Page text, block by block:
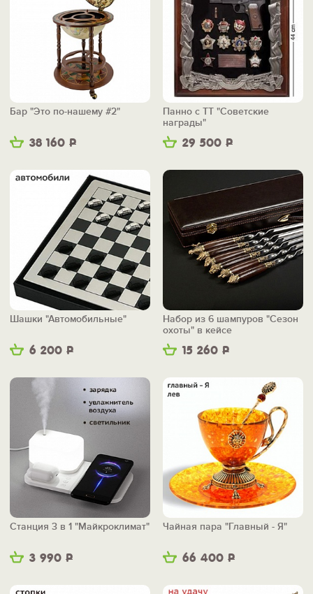
38 160 Р
Бар "Это по-нашему #2"
29 500 Р
Панно с ТТ "Советские
награды"
6 200 Р
Шашки "Автомобильные"
15 260 Р
Набор из 6 шампуров "Сезон
охоты" в кейсе
3 990 Р
Станция 3 в 1 "Майкроклимат"
66 400 Р
Чайная пара "Главный - Я"